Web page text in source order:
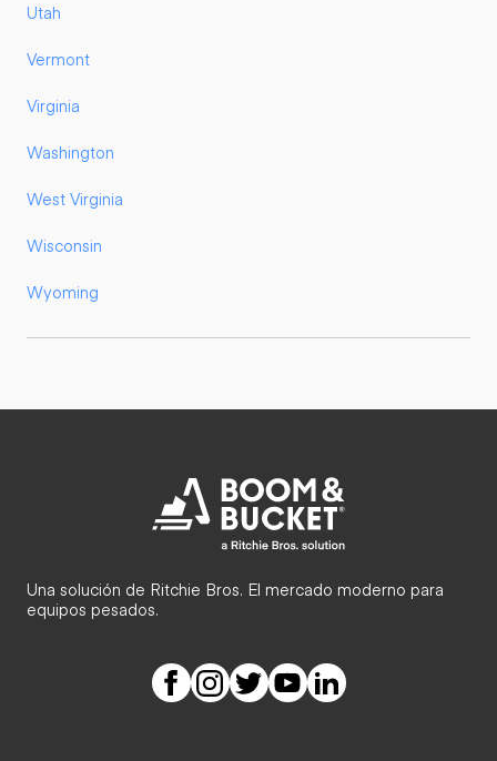
Utah
Vermont
Virginia
Washington
West Virginia
Wisconsin
Wyoming
Una solución de Ritchie Bros. El mercado moderno para
equipos pesados.